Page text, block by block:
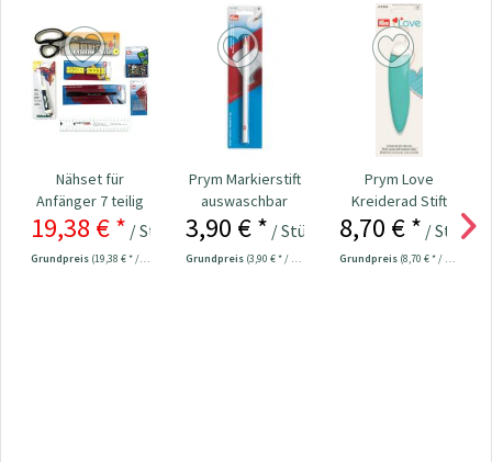
Nähset für
Anfänger 7 teilig
19,38 € * / Stück 24,98 € *
Grundpreis (19,38 € * / 1 Stück)
Prym Markierstift
auswaschbar
weiß Nr. 611802
3,90 € * / Stück
Grundpreis (3,90 € * / 1 Stück)
Prym Love
Kreiderad Stift
ergonomic Nr.
8,70 € * / Stück
Grundpreis (8,70 € * / 1 Stück)